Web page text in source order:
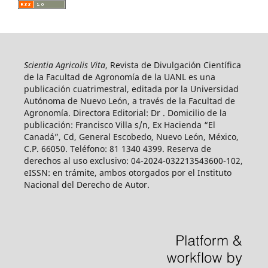
Scientia Agricolis Vita, Revista de Divulgación Científica
de la Facultad de Agronomía de la UANL es una
publicación cuatrimestral, editada por la Universidad
Autónoma de Nuevo León, a través de la Facultad de
Agronomía. Directora Editorial: Dr . Domicilio de la
publicación: Francisco Villa s/n, Ex Hacienda “El
Canadá”, Cd, General Escobedo, Nuevo León, México,
C.P. 66050. Teléfono: 81 1340 4399. Reserva de
derechos al uso exclusivo: 04-2024-032213543600-102,
eISSN: en trámite, ambos otorgados por el Instituto
Nacional del Derecho de Autor.